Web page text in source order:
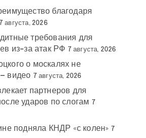
благодаря
7 августа, 2026
требования для
из-за атак РФ 7 августа, 2026
о москалях не
видео 7 августа, 2026
партнеров для
ударов по слогам 7
подняла КНДР «с колен» 7